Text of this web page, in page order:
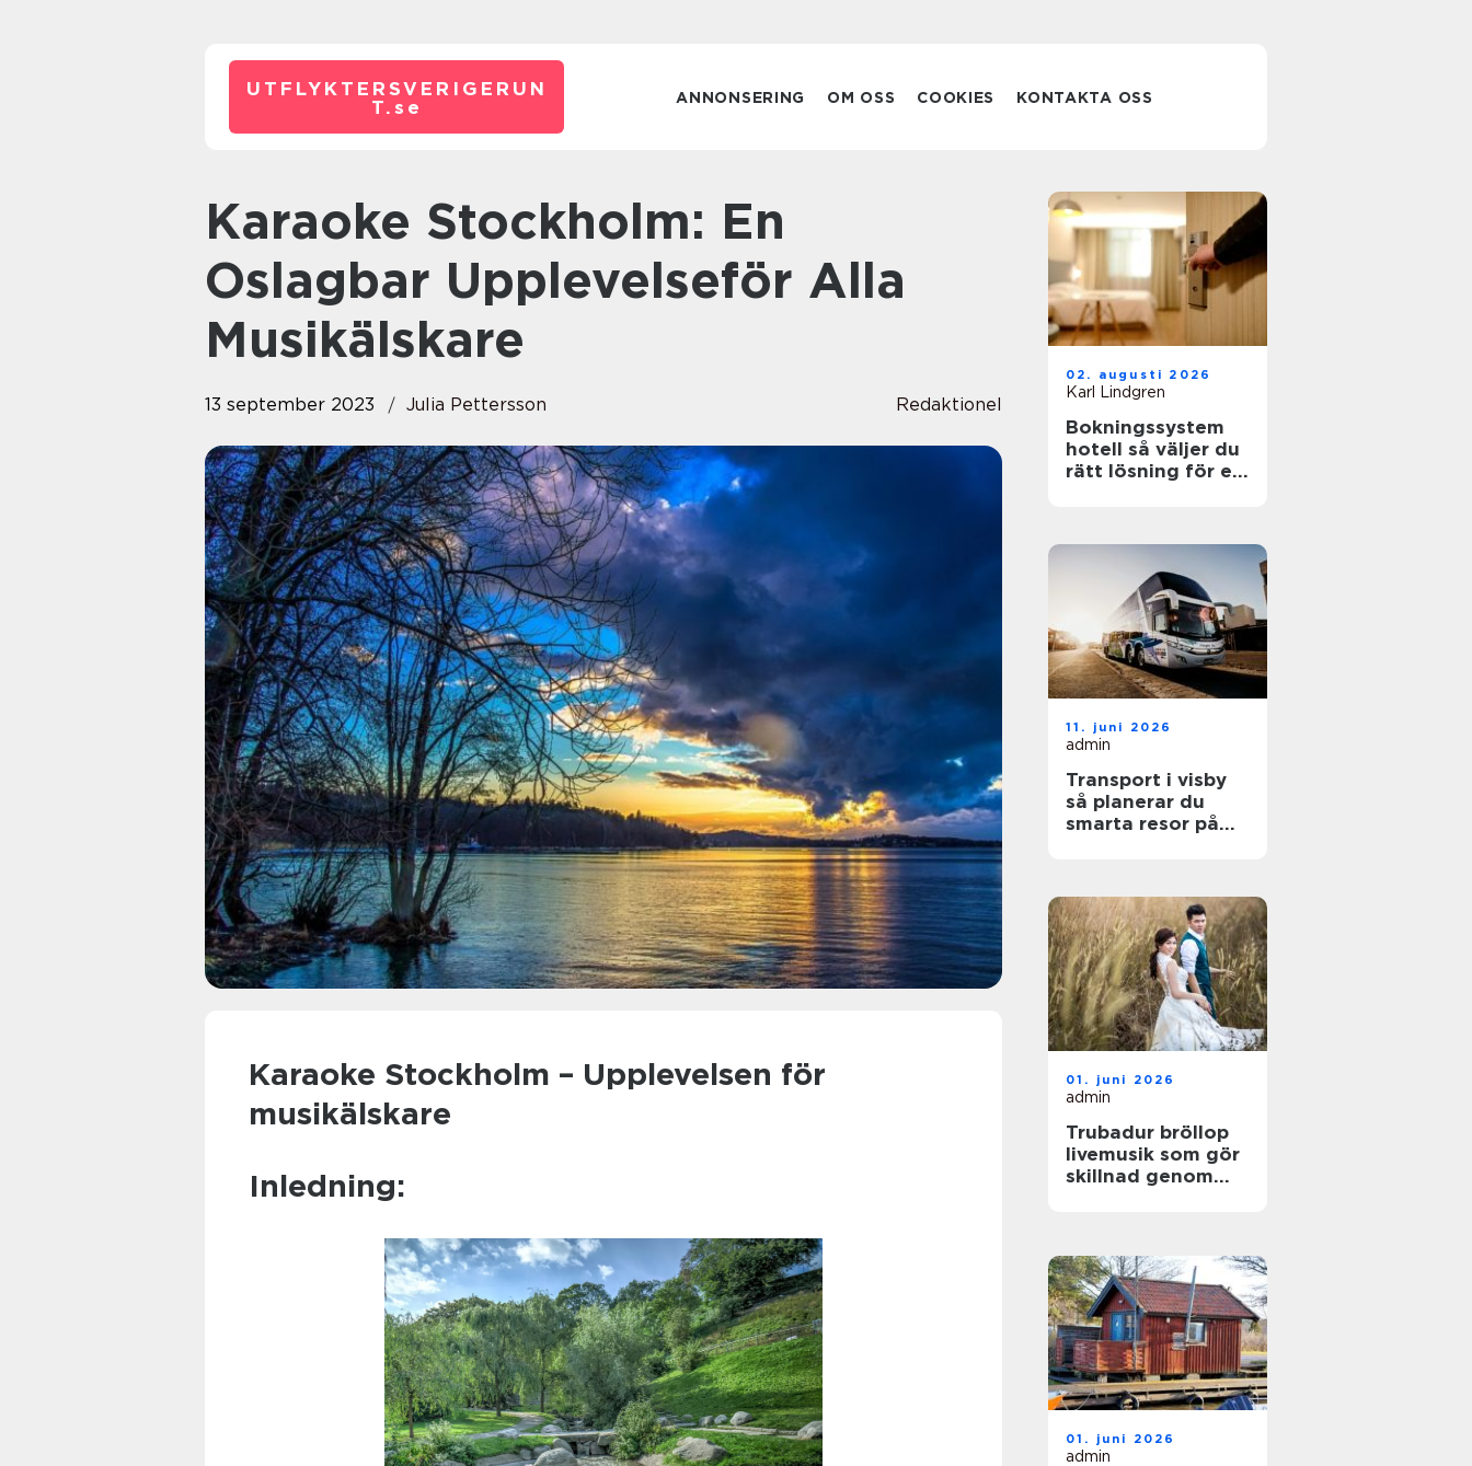
UTFLYKTERSVERIGERUN
T. se ANNONSERING OM OSS COOKIES KONTAKTA OSS
Karaoke Stockholm: En
Oslagbar Upplevelseför Alla
Musikälskare
13 september 2023 Julia Pettersson Redaktionel
Karaoke Stockholm – Upplevelsen för
musikälskare
Inledning:
02. augusti 2026
Karl Lindgren
Bokningssystem
hotell så väljer du
rätt lösning för en
11. juni 2026
admin
Transport i visby
så planerar du
smarta resor på
01. juni 2026
admin
Trubadur bröllop
livemusik som gör
skillnad genom
01. juni 2026
admin